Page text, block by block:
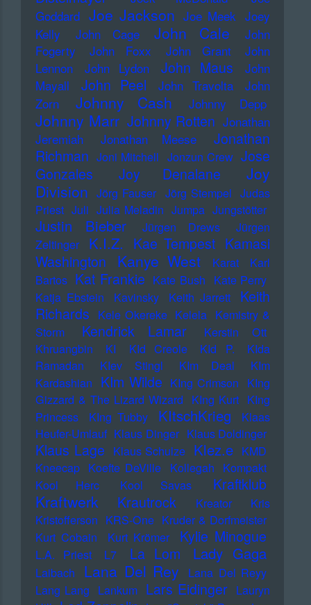
Goddard Joe Jackson Joe Meek Joey
Kelly
John Cage John Cale
John
Fogerty
John Foxx John Grant
John
Lennon
John Lydon John Maus
John
Mayall
John Peel John Travolta
John
Zorn
Johnny Cash Johnny Depp
Johnny Marr Johnny Rotten Jonathan
Jeremiah
Jonathan Meese
Jonathan
Richman Joni Mitchell Jonzun Crew Jose
Gonzales
Joy Denalane
Joy
Division Jörg Fauser Jörg Stempel Judas
Priest Juli Julia Meladin Jumpa Jungstötter
Justin Bieber Jürgen Drews
Jürgen
Zeltinger
K.I.Z. Kae Tempest Kamasi
Washington
Kanye West Karat
Karl
Bartos Kat Frankie Kate Bush Kate Perry
Katja Ebstein
Kavinsky Keith Jarrett
Keith
Richards Kele Okereke Kelela Kemistry &
Storm
Kendrick Lamar
Kerstin Ott
Khruangbin
KI KId Creole KId P.
KIda
Ramadan
KIev Stingl KIm Deal
KIm
Kardashian KIm Wilde KIng Crimson KIng
Gizzard & The Lizard Wizard KIng Kurt KIng
Princess
KIng Tubby KItschKrieg
Klaas
Heufer-Umlauf Klaus Dinger Klaus Doldinger
Klaus Lage Klaus Schulze Klez.e KMD
Kneecap Koefte DeVille Kollegah Kompakt
Kool Herc
Kool Savas Kraftklub
Kraftwerk Krautrock Kreator
Kris
Kristofferson KRS-One Kruder & Dorfmeister
Kurt Cobain
Kurt Krömer Kylie Minogue
L.A. Priest L7 La Lom Lady Gaga
Laibach Lana Del Rey
Lana Del Reyy
Lang Lang Lankum Lars Eidinger Lauryn